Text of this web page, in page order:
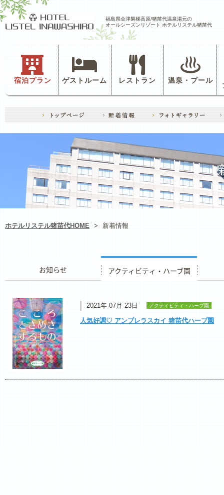
福島県会津磐梯高原/猪苗代温泉湯元の
オールシーズンリゾート ホテルリステル猪苗代
宿泊プラン ゲストルーム レストラン 温泉・プール
ホテルリステル猪苗代HOME > 新着情報
2021年 07月 23日 アクティビティ・ハーブ園
人気好調♡ アンブレラスカイ 猪苗代ハーブ園